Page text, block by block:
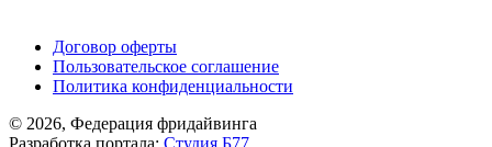
Договор оферты
Пользовательское соглашение
Политика конфиденциальности
© 2026, Федерация фридайвинга
Разработка портала: Студия Б77